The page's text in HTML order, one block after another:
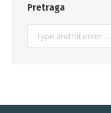
Pretraga
Search: